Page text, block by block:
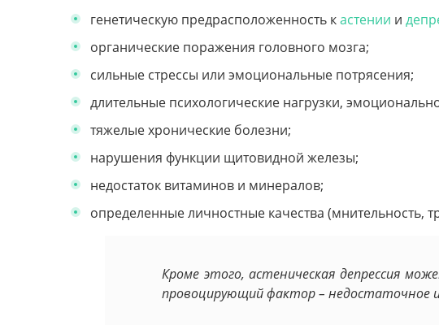
генетическую предрасположенность кастении и
органические поражения головного мозга;
сильные стрессы или эмоциональные потрясения;
длительные психологические нагрузки,
тяжелые хронические болезни;
нарушения функции щитовидной железы;
недостаток витаминов и минералов;
определенные личностные качества (мнительность,
Кроме этого, астеническая депрессия
провоцирующий фактор – недостаточное